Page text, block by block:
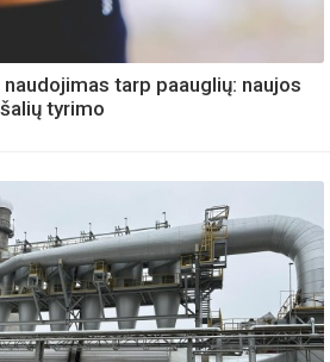
tarp paauglių: naujos
tyrimo